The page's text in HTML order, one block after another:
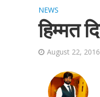
NEWS
हिम्मत
August 22, 2016